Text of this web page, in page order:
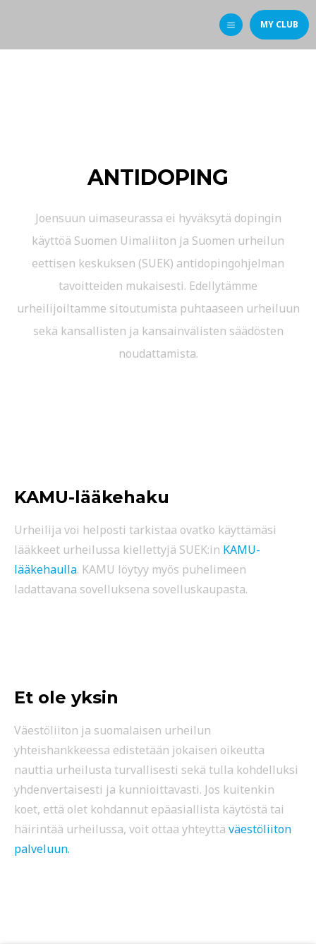
MY CLUB
ANTIDOPING
Joensuun uimaseurassa ei hyväksytä dopingin
käyttöä Suomen Uimaliiton ja Suomen urheilun
eettisen keskuksen (SUEK) antidopingohjelman
tavoitteiden mukaisesti. Edellytämme
urheilijoiltamme sitoutumista puhtaaseen urheiluun
sekä kansallisten ja kansainvälisten säädösten
noudattamista.
KAMU-lääkehaku
Urheilija voi helposti tarkistaa ovatko käyttämäsi
lääkkeet urheilussa kiellettyjä SUEK:in KAMU-
lääkehaulla. KAMU löytyy myös puhelimeen
ladattavana sovelluksena sovelluskaupasta.
Et ole yksin
Väestöliiton ja suomalaisen urheilun
yhteishankkeessa edistetään jokaisen oikeutta
nauttia urheilusta turvallisesti sekä tulla kohdelluksi
yhdenvertaisesti ja kunnioittavasti. Jos kuitenkin
koet, että olet kohdannut epäasiallista käytöstä tai
häirintää urheilussa, voit ottaa yhteyttä väestöliiton
palveluun.